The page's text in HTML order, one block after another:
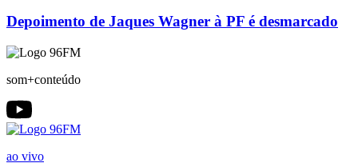
Depoimento de Jaques Wagner à PF é desmarcado
som+conteúdo
ao vivo